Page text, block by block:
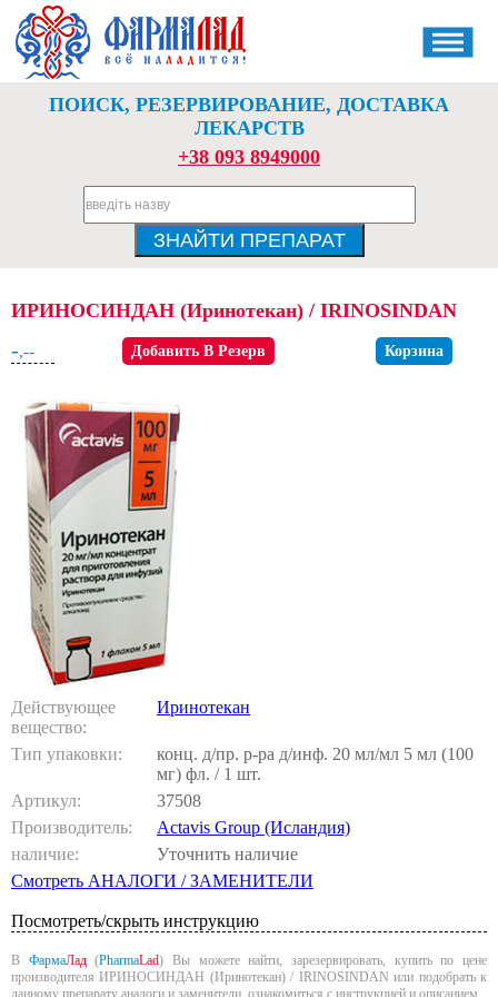
ПОИСК, РЕЗЕРВИРОВАНИЕ, ДОСТАВКА
ЛЕКАРСТВ
+38 093 8949000
ИРИНОСИНДАН (Иринотекан) / IRINOSINDAN
-,-- Добавить В Резерв Корзина
Действующее
вещество:
Иринотекан
Тип упаковки:
конц. д/пр. р-ра д/инф. 20 мл/мл 5 мл (100
мг) фл. / 1 шт.
Артикул:
37508
Производитель:
Actavis Group (Исландия)
наличие:
Уточнить наличие
Смотреть АНАЛОГИ / ЗАМЕНИТЕЛИ
Посмотреть/скрыть инструкцию
В ФармаЛад(PharmaLad) Вы можете найти, зарезервировать, купить по цене
производителя ИРИНОСИНДАН (Иринотекан) / IRINOSINDAN или подобрать к
данному препарату аналоги и заменители, ознакомиться с инструкцией и описанием.